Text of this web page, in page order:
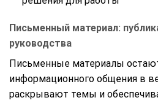
Письменный материал:
руководства
Письменные материалы
информационного общения в
раскрывают темы и